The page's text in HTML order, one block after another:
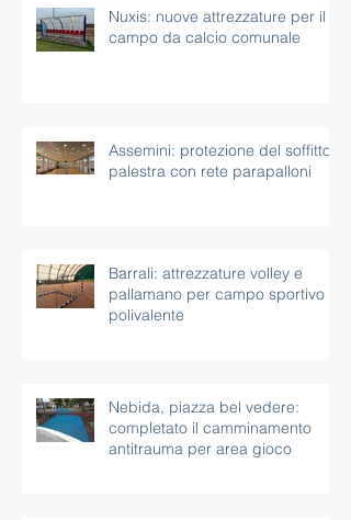
Nuxis: nuove attrezzature per il
campo da calcio comunale
Assemini: protezione del soffitto
palestra con rete parapalloni
Barrali: attrezzature volley e
pallamano per campo sportivo
polivalente
Nebida, piazza bel vedere:
completato il camminamento
antitrauma per area gioco